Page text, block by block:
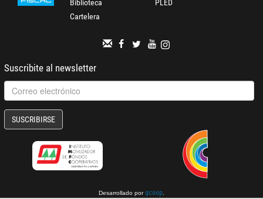
Biblioteca
Cartelera
PLED
Suscribite al newsletter
SUSCRIBIRSE
Desarrollado por gcoop